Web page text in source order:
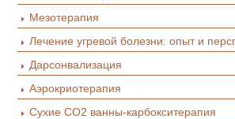
Мезотерапия
Лечение угревой болезни: опыт и
Дарсонвализация
Аэрокриотерапия
Сухие СО2 ванны-карбокситерапия